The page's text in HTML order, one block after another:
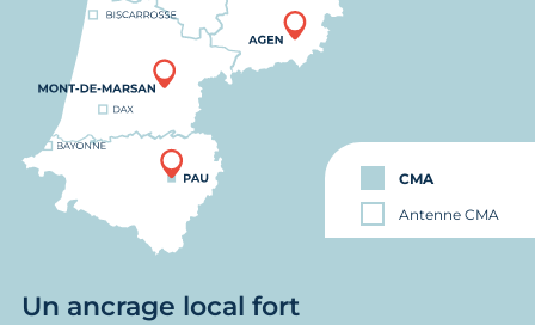
CMA
Antenne CMA
Un ancrage local fort